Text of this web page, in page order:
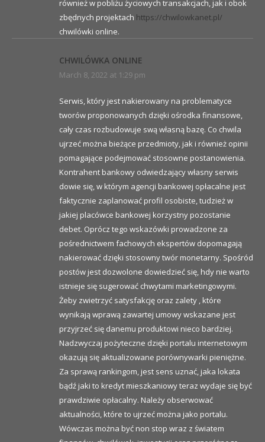
również w pobliżu życiowych transakcjach, jak i obok
zbędnych projektach https://chwilowkanet.pl/
chwilówki online.
CHWILÓWKA ONLINE
March 8, 2022 at 1:29 pm
Serwis, który jest nakierowany na problematyce
tworów proponowanych dzięki ośrodka finansowe,
cały czas rozbudowuje swą własną bazę. Co chwila
ujrzeć można bieżące przedmioty, jak i również opinii
pomagające podejmować stosowne postanowienia.
Kontrahent bankowy odwiedzający własny serwis
dowie się, w którym agencji bankowej opłacalne jest
faktycznie zaplanować profil osobiste, tudzież w
jakiej placówce bankowej korzystny pozostanie
debet. Oprócz tego wskazówki prowadzone za
pośrednictwem fachowych ekspertów dopomagają
nakierować dzięki stosowny twór monetarny. Spośród
postów jest dozwolone dowiedzieć się, hdy nie warto
istnieje się sugerować chwytami marketingowymi.
Żeby zwietrzyć satysfakcję oraz zalety , które
wynikają wprawą zawartej umowy wskazane jest
przyjrzeć się danemu produktowi nieco bardziej.
Nadzwyczaj pożyteczne dzięki portalu internetowym
okazują się aktualizowane porównywarki pieniężne.
Za sprawą rankingom, jest sens uznać, jaka lokata
bądź jaki to kredyt mieszkaniowy teraz wydaje się być
prawdziwie opłacalny. Należy obserwować
aktualności, które to ujrzeć można jako portalu.
Wówczas można być non stop wraz z światem